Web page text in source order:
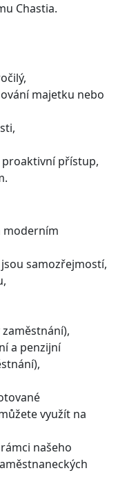
Chastia.
majetku nebo
přístup,
moderním
samozřejmostí,
a penzijní
využít na
našeho